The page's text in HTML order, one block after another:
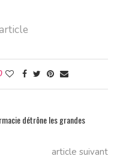
détrône les grandes
article suivant